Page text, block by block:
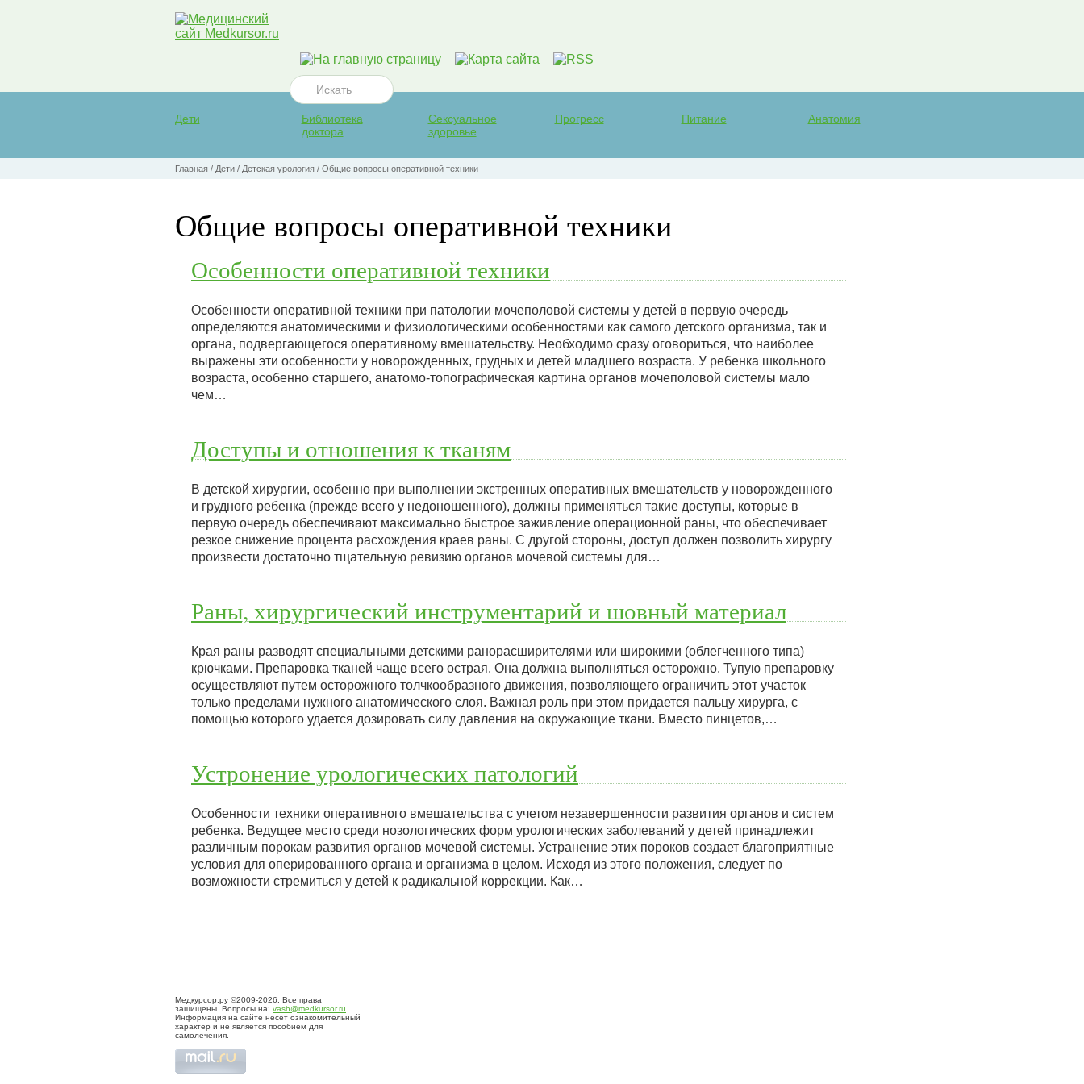
Дети
Библиотека
доктора
Сексуальное
здоровье
Прогресс Питание Анатомия
Главная / Дети / Детская урология / Общие вопросы оперативной техники
Общие вопросы оперативной техники
Особенности оперативной техники
Особенности оперативной техники при патологии мочеполовой системы у детей в первую очередь
определяются анатомическими и физиологическими особенностями как самого детского организма, так и
органа, подвергающегося оперативному вмешательству. Необходимо сразу оговориться, что наиболее
выражены эти особенности у новорожденных, грудных и детей младшего возраста. У ребенка школьного
возраста, особенно старшего, анатомо-топографическая картина органов мочеполовой системы мало
чем…
Доступы и отношения к тканям
В детской хирургии, особенно при выполнении экстренных оперативных вмешательств у новорожденного
и грудного ребенка (прежде всего у недоношенного), должны применяться такие доступы, которые в
первую очередь обеспечивают максимально быстрое заживление операционной раны, что обеспечивает
резкое снижение процента расхождения краев раны. С другой стороны, доступ должен позволить хирургу
произвести достаточно тщательную ревизию органов мочевой системы для…
Раны, хирургический инструментарий и шовный материал
Края раны разводят специальными детскими ранорасширителями или широкими (облегченного типа)
крючками. Препаровка тканей чаще всего острая. Она должна выполняться осторожно. Тупую препаровку
осуществляют путем осторожного толчкообразного движения, позволяющего ограничить этот участок
только пределами нужного анатомического слоя. Важная роль при этом придается пальцу хирурга, с
помощью которого удается дозировать силу давления на окружающие ткани. Вместо пинцетов,…
Устронение урологических патологий
Особенности техники оперативного вмешательства с учетом незавершенности развития органов и систем
ребенка. Ведущее место среди нозологических форм урологических заболеваний у детей принадлежит
различным порокам развития органов мочевой системы. Устранение этих пороков создает благоприятные
условия для оперированного органа и организма в целом. Исходя из этого положения, следует по
возможности стремиться у детей к радикальной коррекции. Как…
Медкурсор.ру ©2009-2026. Все права
защищены. Вопросы на: vash@medkursor.ru
Информация на сайте несет ознакомительный
характер и не является пособием для
самолечения.